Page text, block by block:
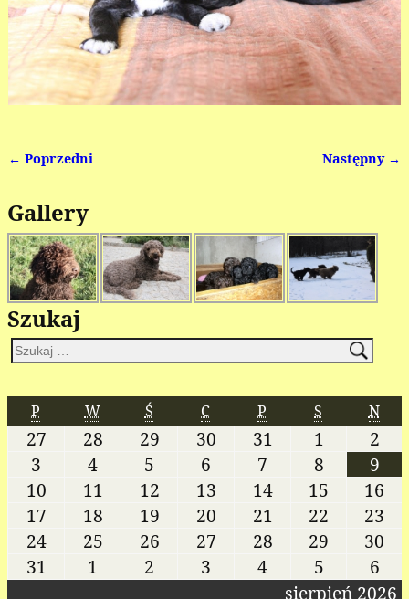
← Poprzedni Następny →
Gallery
Szukaj
sierpień 2026
P W Ś C P S N
27 28 29 30 31 1
2
3
4 5 6 7 8
9
10
11 12 13 14 15
16
17
18 19 20 21 22
23
24
25 26 27 28 29
30
31
1 2 3 4 5 6